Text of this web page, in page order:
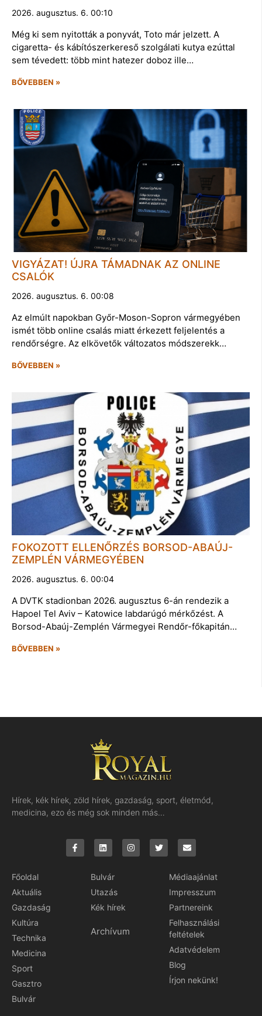
2026. augusztus. 6. 00:10
Még ki sem nyitották a ponyvát, Toto már jelzett. A
cigaretta- és kábítószerkereső szolgálati kutya ezúttal
sem tévedett: több mint hatezer doboz ille…
BŐVEBBEN »
VIGYÁZAT! ÚJRA TÁMADNAK AZ ONLINE
CSALÓK
2026. augusztus. 6. 00:08
Az elmúlt napokban Győr-Moson-Sopron vármegyében
ismét több online csalás miatt érkezett feljelentés a
rendőrségre. Az elkövetők változatos módszerekk…
BŐVEBBEN »
FOKOZOTT ELLENŐRZÉS BORSOD-ABAÚJ-
ZEMPLÉN VÁRMEGYÉBEN
2026. augusztus. 6. 00:04
A DVTK stadionban 2026. augusztus 6-án rendezik a
Hapoel Tel Aviv – Katowice labdarúgó mérkőzést. A
Borsod-Abaúj-Zemplén Vármegyei Rendőr-főkapitán…
BŐVEBBEN »
Hírek, kék hírek, zöld hírek, gazdaság, sport, életmód,
medicina, ezo és még sok minden más…
Főoldal
Aktuális
Gazdaság
Kultúra
Technika
Medicina
Sport
Gasztro
Bulvár
Bulvár
Utazás
Kék hírek
Archívum
Médiaajánlat
Impresszum
Partnereink
Felhasználási
feltételek
Adatvédelem
Blog
Írjon nekünk!